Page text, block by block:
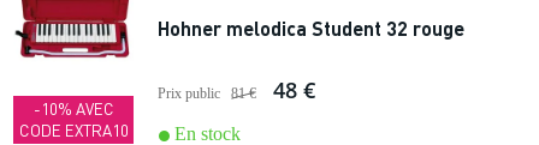
-10% AVEC
CODE EXTRA10
Hohner melodica Student 32 rouge
Prix public 81 € 48 €
En stock